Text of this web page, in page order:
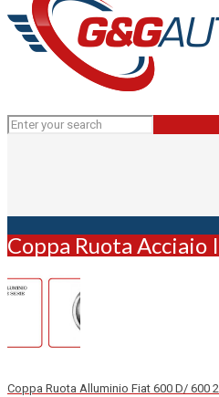
Coppa Ruota Acciaio
Coppa Ruota Alluminio Fiat 600 D/ 600